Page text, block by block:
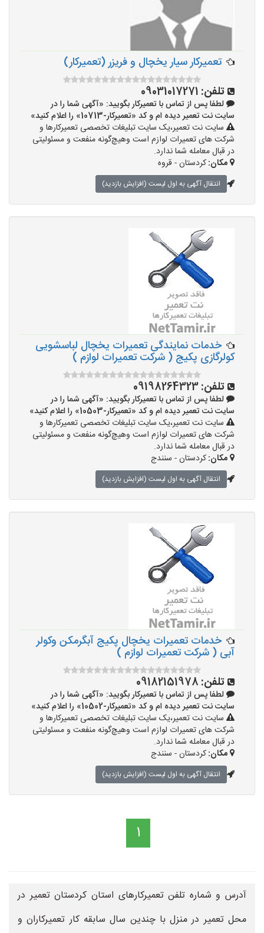
تعمیرکار سیار یخچال و فریزر (تعمیرکار)
تلفن: 09031017271
لطفا پس از تماس با تعمیرکار بگویید: «آگهی شما را در
سایت نت تعمیر دیده ام و کد «تعمیرکار-10713» را اعلام کنید»
سایت نت تعمیر،یک سایت تبلیغات تخصصی تعمیرکارها و
شرکت های تعمیرات لوازم است وهیچ‌گونه منفعت و مسئولیتی
در قبال معامله شما ندارد.
مکان:کردستان - قروه
انتقال آگهی به اول لیست (افزایش بازدید)
خدمات نمایندگی تعمیرات یخچال لباسشویی
کولرگازی پکیج ( شرکت تعمیرات لوازم )
تلفن:09198264323
لطفا پس از تماس با تعمیرکار بگویید: «آگهی شما را در
سایت نت تعمیر دیده ام و کد «تعمیرکار-10503» را اعلام کنید»
سایت نت تعمیر،یک سایت تبلیغات تخصصی تعمیرکارها و
شرکت های تعمیرات لوازم است وهیچ‌گونه منفعت و مسئولیتی
در قبال معامله شما ندارد.
مکان:کردستان - سنندج
انتقال آگهی به اول لیست (افزایش بازدید)
خدمات تعمیرات یخچال پکیج آبگرمکن وکولر
آبی ( شرکت تعمیرات لوازم )
تلفن: 09182151978
لطفا پس از تماس با تعمیرکار بگویید: «آگهی شما را در
سایت نت تعمیر دیده ام و کد «تعمیرکار-10502» را اعلام کنید»
سایت نت تعمیر،یک سایت تبلیغات تخصصی تعمیرکارها و
شرکت های تعمیرات لوازم است وهیچ‌گونه منفعت و مسئولیتی
در قبال معامله شما ندارد.
مکان:کردستان - سنندج
انتقال آگهی به اول لیست (افزایش بازدید)
1
آدرس و شماره تلفن تعمیرکارهای استان کردستان تعمیر در
محل تعمیر در منزل با چندین سال سابقه کار تعمیرکاران و